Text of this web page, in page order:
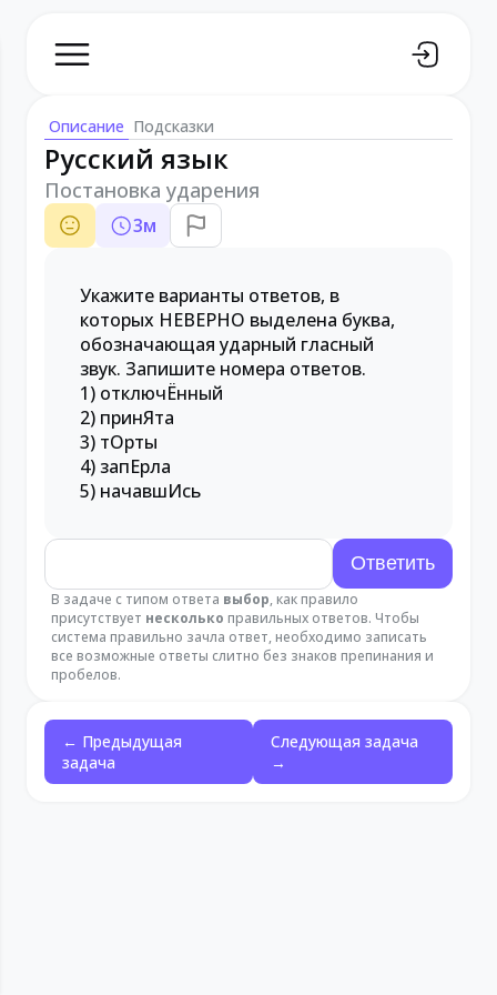
Описание Подсказки
Русский язык
Постановка ударения
3м
Укажите варианты ответов, в
которых НЕВЕРНО выделена буква,
обозначающая ударный гласный
звук. Запишите номера ответов.
1) отключЁнный
2) принЯта
3) тОрты
4) запЕрла
5) начавшИсь
В задаче с типом ответа выбор, как правило
присутствует несколько правильных ответов. Чтобы
система правильно зачла ответ, необходимо записать
все возможные ответы слитно без знаков препинания и
пробелов.
← Предыдущая
задача
Следующая задача
→